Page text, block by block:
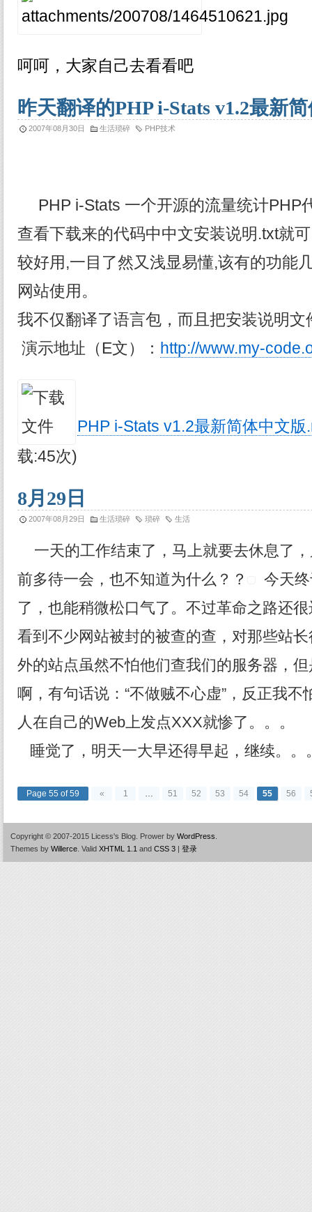
呵呵，大家自己去看看吧
昨天翻译的PHP i-Stats v1.2最新
2007年08月30日 生活琐碎 PHP技术
PHP i-Stats 一个开源的流量统计PHP
查看下载来的代码中中文安装说明.txt就
较好用,一目了然又浅显易懂,该有的功能
网站使用。
我不仅翻译了语言包，而且把安装说明文
演示地址（E文）： http://www.my-
PHP i-Stats v1.2最新简体中文版
载:45次)
8月29日
2007年08月29日 生活琐碎 琐碎 生活
一天的工作结束了，马上就要去休息了
前多待一会，也不知道为什么？？
今天
了，也能稍微松口气了。不过革命之路还
看到不少网站被封的被查的查，对那些站
外的站点虽然不怕他们查我们的服务器，
啊，有句话说：“不做贼不心虚”，反正我
人在自己的Web上发点XXX就惨了。。。
睡觉了，明天一大早还得早起，继续。。
Page 55 of 59 « 1 … 51 52 53 54 55 56
Copyright © 2007-2015 Licess's Blog. Prower by WordPress
Themes by Willerce Valid XHTML 1.1 and CSS 3 | 登录